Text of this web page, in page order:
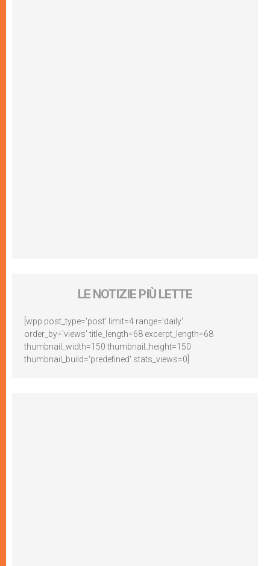
LE NOTIZIE PIÙ LETTE
[wpp post_type='post' limit=4 range='daily'
order_by='views' title_length=68 excerpt_length=68
thumbnail_width=150 thumbnail_height=150
thumbnail_build='predefined' stats_views=0]